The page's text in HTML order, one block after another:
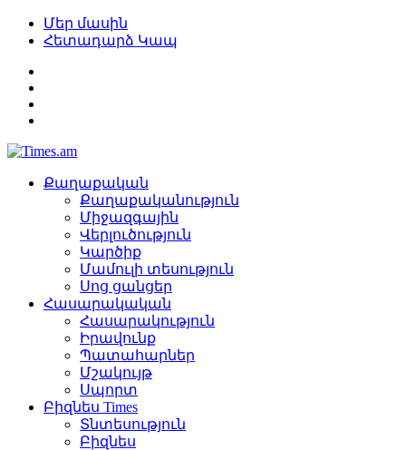
Մեր մասին
Հետադարձ Կապ
Քաղաքական
Քաղաքականություն
Միջազգային
Վերլուծություն
Կարծիք
Մամուլի տեսություն
Սոց ցանցեր
Հասարակական
Հասարակություն
Իրավունք
Պատահարներ
Մշակույթ
Սպորտ
Բիզնես Times
Տնտեսություն
Բիզնես